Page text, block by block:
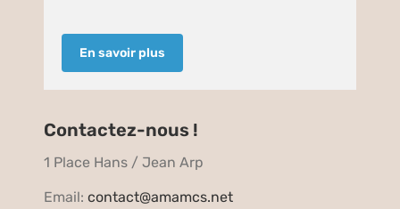
En savoir plus
Contactez-nous !
1 Place Hans / Jean Arp
Email:contact@amamcs.net